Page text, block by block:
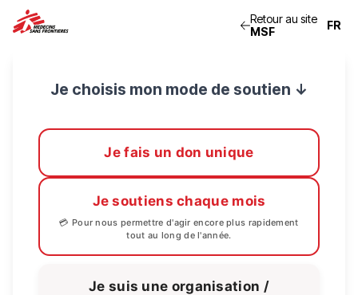
Retour au site
MSF
Je choisis mon mode de soutien ↓
Je fais un don unique
Je soutiens chaque mois
💳 Pour nous permettre d'agir encore plus rapidement
tout au long de l'année.
Je suis une organisation /